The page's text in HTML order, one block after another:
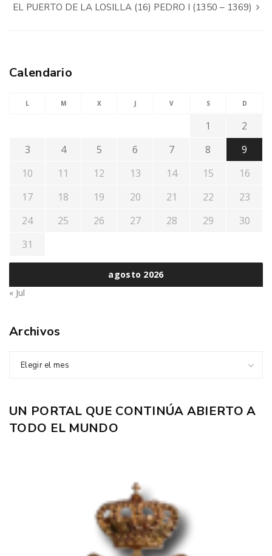
EL PUERTO DE LA LOSILLA (16) PEDRO I (1350 – 1369)
Calendario
agosto 2026
L M X J V S D
1
2
3
4 5 6 7 8
9
10
11 12 13 14 15
16
17
18 19 20 21 22
23
24
25 26 27 28 29
30
31
« Jul
Archivos
Elegir el mes
UN PORTAL QUE CONTINÚA ABIERTO A
TODO EL MUNDO